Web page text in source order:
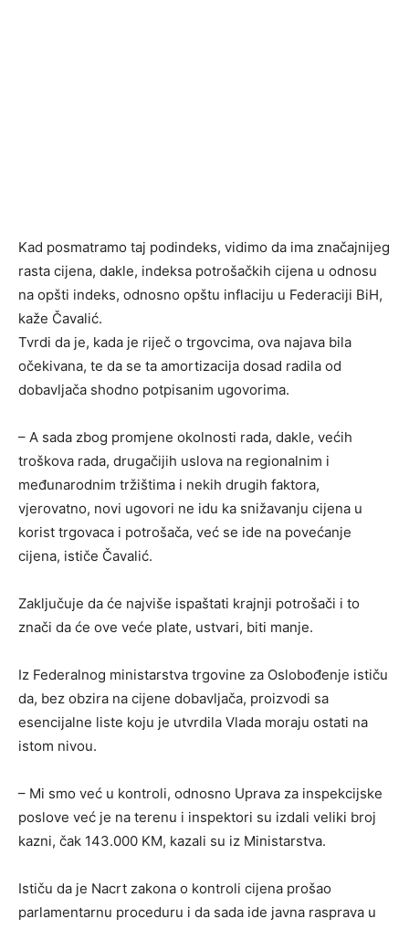
Kad posmatramo taj podindeks, vidimo da ima značajnijeg
rasta cijena, dakle, indeksa potrošačkih cijena u odnosu
na opšti indeks, odnosno opštu inflaciju u Federaciji BiH,
kaže Čavalić.
Tvrdi da je, kada je riječ o trgovcima, ova najava bila
očekivana, te da se ta amortizacija dosad radila od
dobavljača shodno potpisanim ugovorima.
– A sada zbog promjene okolnosti rada, dakle, većih
troškova rada, drugačijih uslova na regionalnim i
međunarodnim tržištima i nekih drugih faktora,
vjerovatno, novi ugovori ne idu ka snižavanju cijena u
korist trgovaca i potrošača, već se ide na povećanje
cijena, ističe Čavalić.
Zaključuje da će najviše ispaštati krajnji potrošači i to
znači da će ove veće plate, ustvari, biti manje.
Iz Federalnog ministarstva trgovine za Oslobođenje ističu
da, bez obzira na cijene dobavljača, proizvodi sa
esencijalne liste koju je utvrdila Vlada moraju ostati na
istom nivou.
– Mi smo već u kontroli, odnosno Uprava za inspekcijske
poslove već je na terenu i inspektori su izdali veliki broj
kazni, čak 143.000 KM, kazali su iz Ministarstva.
Ističu da je Nacrt zakona o kontroli cijena prošao
parlamentarnu proceduru i da sada ide javna rasprava u